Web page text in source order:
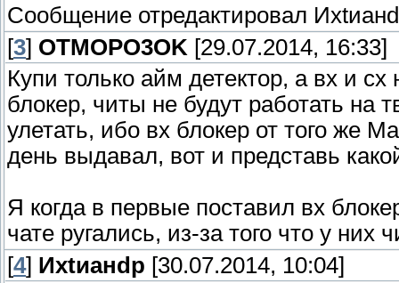
Сообщение отредактировал
[3] OTMOPO3OK [29.07.2014, 16:33]
Купи только айм детектор, а вх и
блокер, читы не будут работать на
улетать, ибо вх блокер от того же
день выдавал, вот и представь
Я когда в первые поставил вх
чате ругались, из-за того что у
[4] Ихtианdр [30.07.2014, 10:04]